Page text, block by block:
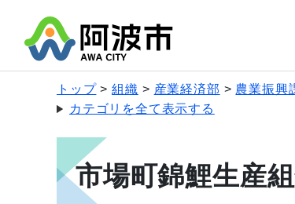
トップ 組織 産業経済部
農業振興
カテゴリを全て表示する
市場町錦鯉生産